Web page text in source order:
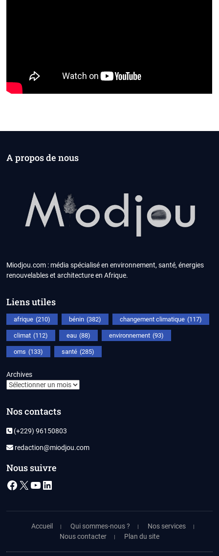
A propos de nous
Miodjou.com : média spécialisé en environnement, santé, énergies
renouvelables et architecture en Afrique.
Liens utiles
afrique (210) bénin (382) changement climatique (117)
climat (112) eau (88) environnement (93)
oms (133) santé (285)
Archives
Nos contacts
(+229) 96150803
redaction@miodjou.com
Nous suivre
Facebook
X YouTube
LinkedIn
Accueil Qui sommes-nous ?
Nos services
Nous contacter
Plan du site